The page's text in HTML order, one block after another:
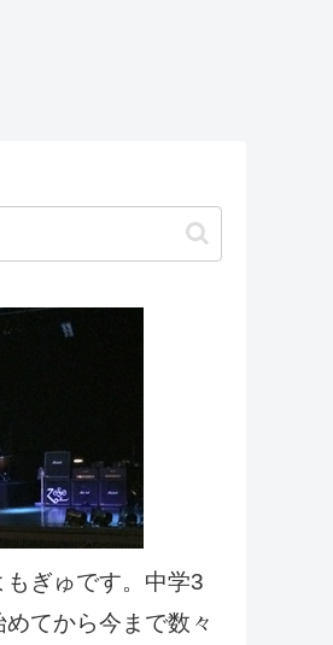
ぎゅです。中学3
てから今まで数々